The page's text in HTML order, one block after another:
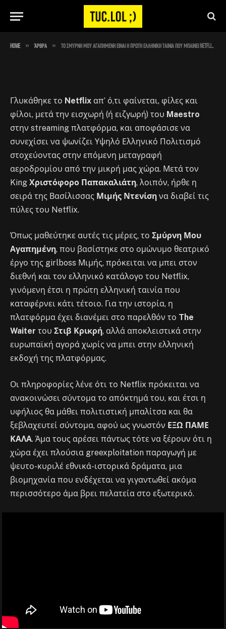
Home » Άρθρα » Το Σμύρνη Μου Αγαπημένη είναι η πρώτη ελληνική ταινία που μπαίνει Netflix, εξάγουμε πολιτισμό
Netflix, εξάγουμε πολιτισμό
Γλυκάθηκε το Netflix απ’ ό,τι φαίνεται, φίλες και
φίλοι, μετά την εισχωρή (ή ειζγωρή) του Maestro
στην streaming πλατφόρμα, και αποφάσισε να
συνεχίσει να ψωνίζει Υψηλό Ελληνικό Πολιτισμό
στοχεύοντας στην επόμενη μεταγραφή
αεροδρομίου από την μικρή μας χώρα. Μετά τον
King Χριστόφορο Παπακαλιάτη, λοιπόν, ήρθε η
σειρά της Βασίλισσας Μιμής Ντενίση να διαβεί τις
πύλες του Netflix.
Όπως μαθεύτηκε αυτές τις μέρες, το Σμύρνη Μου
Αγαπημένη, που βασίστηκε στο ομώνυμο θεατρικό
έργο της girlboss Μιμής, πρόκειται να μπει στον
διεθνή και τον ελληνικό κατάλογο του Netflix,
γινόμενη έτσι η πρώτη ελληνική ταινία που
καταφέρνει κάτι τέτοιο. Για την ιστορία, η
πλατφόρμα έχει διανέμει στο παρελθόν το The
Waiter του Στιβ Κρικρή, αλλά αποκλειστικά στην
ευρωπαϊκή αγορά χωρίς να μπει στην ελληνική
εκδοχή της πλατφόρμας.
Οι πληροφορίες λένε ότι το Netflix πρόκειται να
ανακοινώσει σύντομα το απόκτημά του, και έτσι η
υφήλιος θα μάθει πολιτιστική μπαλίτσα και θα
ξεβλαχευτεί σύντομα, αφού ως γνωστόν ΕΞΩ ΠΑΜΕ
ΚΑΛΑ. Άμα τους αρέσει πάντως τότε να ξέρουν ότι η
χώρα έχει πλούσια greexploitation παραγωγή με
ψευτο-κυριλέ εθνικά-ιστορικά δράματα, μια
βιομηχανία που ενδέχεται να γιγαντωθεί ακόμα
περισσότερο άμα βρει πελατεία στο εξωτερικό.